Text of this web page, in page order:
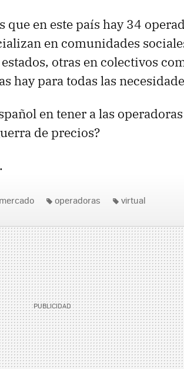
que en este país hay 34
en comunidades
otras en colectivos
hay para todas las
en tener a las
de precios?
.
mercado operadoras virtual